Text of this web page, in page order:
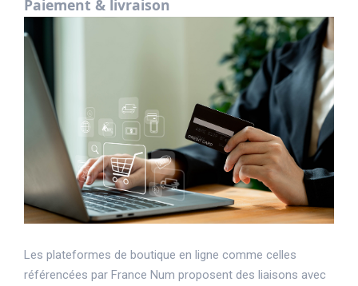
Paiement & livraison
Les plateformes de boutique en ligne comme celles
référencées par France Num proposent des liaisons avec